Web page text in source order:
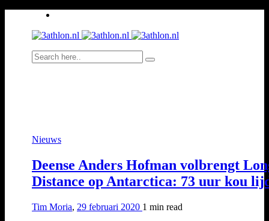
Nieuws
Deense Anders Hofman volbrengt
Distance op Antarctica: 73 uur kou
Tim Moria, 29 februari 2020 1 min read